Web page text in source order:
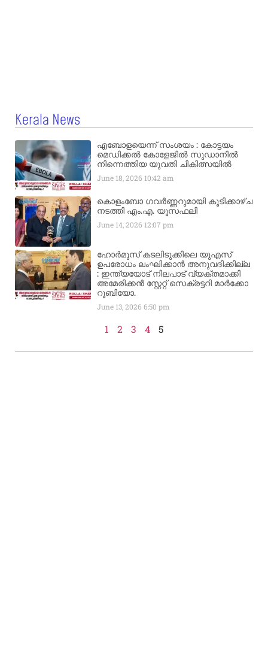
Kerala News
എബോളയെന്ന് സംശയം : കോട്ടയം
മെഡിക്കൽ കോളേജിൽ സുഡാനിൽ
നിന്നെത്തിയ യുവതി ചികിത്സയിൽ
June 18, 2026 10:42 am
കൊളംബോ ഗവർണ്ണറുമായി കൂടിക്കാഴ്ച
നടത്തി എം.എ. യൂസഫലി
June 14, 2026 12:07 pm
ഹോർമുസ് കടലിടുക്കിലെ യുഎസ്
ഉപരോധം ലംഘിക്കാൻ അനുവദിക്കില്ല
: ഇന്ത്യയോട് നിലപാട് വ്യക്തമാക്കി
അമേരിക്കൻ സ്റ്റേറ്റ് സെക്രട്ടറി മാർക്കോ
റൂബിയോ.
June 13, 20266:50 pm
1 2 3 4 5